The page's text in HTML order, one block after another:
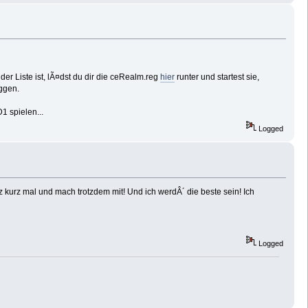
Liste ist, lÃ¤dst du dir die ceRealm.reg hierrunter und startest sie,
spielen...
Logged
mal und mach trotzdem mit! Und ich werdÂ´ die beste sein! Ich
Logged